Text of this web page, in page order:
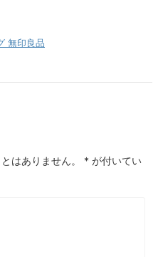
無印良品
はありません。 * が付いてい